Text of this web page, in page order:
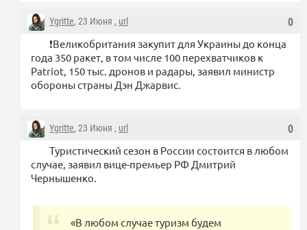
0
Ygritte, 23 Июня , url
❗️Великобритания закупит для Украины до конца
года 350 ракет, в том числе 100 перехватчиков к
Patriot, 150 тыс. дронов и радары, заявил министр
обороны страны Дэн Джарвис.
0
Ygritte, 23 Июня , url
Туристический сезон в России состоится в любом
случае, заявил вице-премьер РФ Дмитрий
Чернышенко.
«В любом случае туризм будем